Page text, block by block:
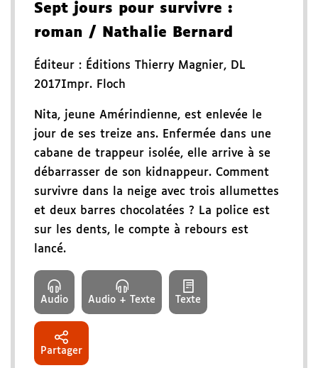
Sept jours pour survivre :
roman / Nathalie Bernard
Éditeur : Éditions Thierry Magnier, DL
2017Impr. Floch
Nita, jeune Amérindienne, est enlevée le
jour de ses treize ans. Enfermée dans une
cabane de trappeur isolée, elle arrive à se
débarrasser de son kidnappeur. Comment
survivre dans la neige avec trois allumettes
et deux barres chocolatées ? La police est
sur les dents, le compte à rebours est
lancé.
Audio Audio + Texte Texte
Partager